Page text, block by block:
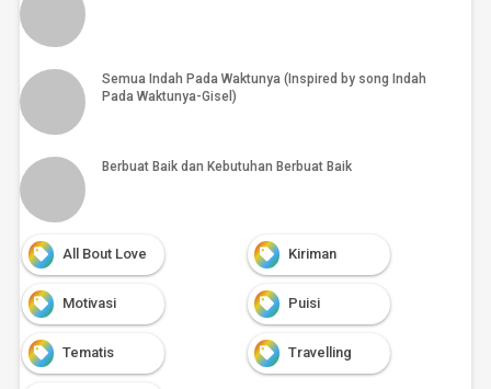
Semua Indah Pada Waktunya (Inspired by song Indah
Pada Waktunya-Gisel)
Berbuat Baik dan Kebutuhan Berbuat Baik
All Bout Love Kiriman
Motivasi Puisi
Tematis Travelling